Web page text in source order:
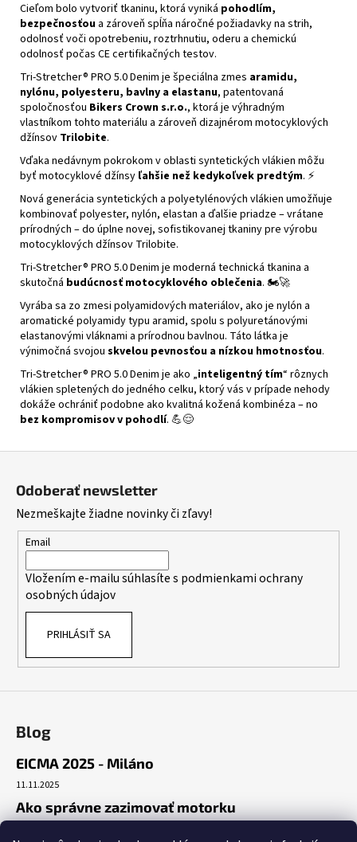
Cieľom bolo vytvoriť tkaninu, ktorá vyniká pohodlím,
bezpečnosťou a zároveň spĺňa náročné požiadavky na strih,
odolnosť voči opotrebeniu, roztrhnutiu, oderu a chemickú
odolnosť počas CE certifikačných testov.
Tri-Stretcher® PRO 5.0 Denim je špeciálna zmes aramidu,
nylónu, polyesteru, bavlny a elastanu, patentovaná
spoločnosťou Bikers Crown s.r.o., ktorá je výhradným
vlastníkom tohto materiálu a zároveň dizajnérom motocyklových
džínsov Trilobite.
Vďaka nedávnym pokrokom v oblasti syntetických vlákien môžu
byť motocyklové džínsy ľahšie než kedykoľvek predtým. ⚡
Nová generácia syntetických a polyetylénových vlákien umožňuje
kombinovať polyester, nylón, elastan a ďalšie priadze – vrátane
prírodných – do úplne novej, sofistikovanej tkaniny pre výrobu
motocyklových džínsov Trilobite.
Tri-Stretcher® PRO 5.0 Denim je moderná technická tkanina a
skutočná budúcnosť motocyklového oblečenia. 🏍️🚀
Vyrába sa zo zmesi polyamidových materiálov, ako je nylón a
aromatické polyamidy typu aramid, spolu s polyuretánovými
elastanovými vláknami a prírodnou bavlnou. Táto látka je
výnimočná svojou skvelou pevnosťou a nízkou hmotnosťou.
Tri-Stretcher® PRO 5.0 Denim je ako „inteligentný tím“ rôznych
vlákien spletených do jedného celku, ktorý vás v prípade nehody
dokáže ochrániť podobne ako kvalitná kožená kombinéza – no
bez kompromisov v pohodlí. 💪😌
Odoberať newsletter
Nezmeškajte žiadne novinky či zľavy!
Email
Vložením e-mailu súhlasíte s podmienkami ochrany
osobných údajov
PRIHLÁSIŤ SA
Blog
EICMA 2025 - Miláno
11.11.2025
Ako správne zazimovať motorku